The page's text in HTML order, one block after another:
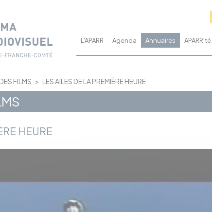
L'APARR Agenda Annuaires APARR'té
FILMS > LES AILES DE LA PREMIÈRE HEURE
HEURE